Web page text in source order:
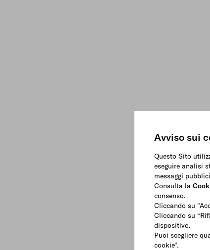
Avviso sui
Questo Sito
eseguire analisi
messaggi
Consulta la
consenso.
Cliccando su
Cliccando su
dispositivo.
Puoi scegliere
cookie".